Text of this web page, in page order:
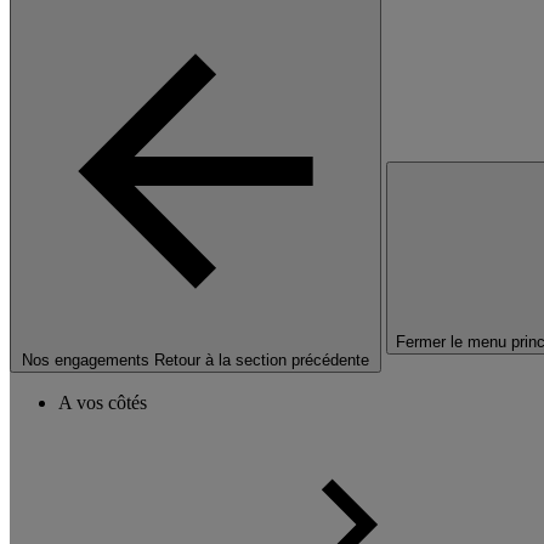
Nos engagements Retour à la section précédente
Fermer le menu
A vos côtés